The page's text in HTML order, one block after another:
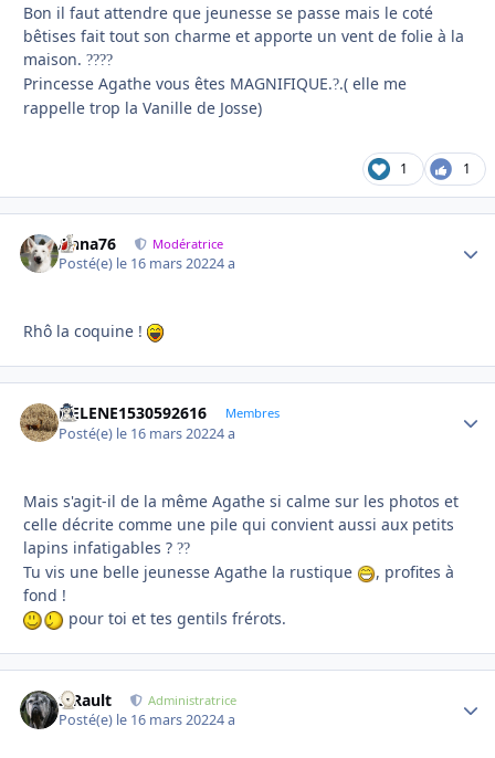
Bon il faut attendre que jeunesse se passe mais le coté
bêtises fait tout son charme et apporte un vent de folie à la
maison. ????
Princesse Agathe vous êtes MAGNIFIQUE.?.( elle me
rappelle trop la Vanille de Josse)
1 1
Anna76 Modératrice
Posté(e) le 16 mars 20224 a
Rhô la coquine !
HELENE1530592616 Membres
Posté(e) le 16 mars 20224 a
Mais s'agit-il de la même Agathe si calme sur les photos et
celle décrite comme une pile qui convient aussi aux petits
lapins infatigables ? ??
Tu vis une belle jeunesse Agathe la rustique
, profites à
fond !
pour toi et tes gentils frérots.
S.Rault Administratrice
Posté(e) le 16 mars 20224 a